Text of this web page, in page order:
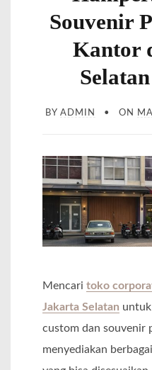
Souvenir
Kantor
BY ADMIN ON
Mencari toko
Jakarta Selatan
custom dan souvenir
menyediakan